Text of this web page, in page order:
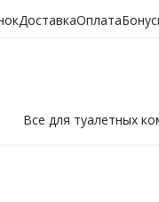
ДоставкаОплата
Все для туалетных